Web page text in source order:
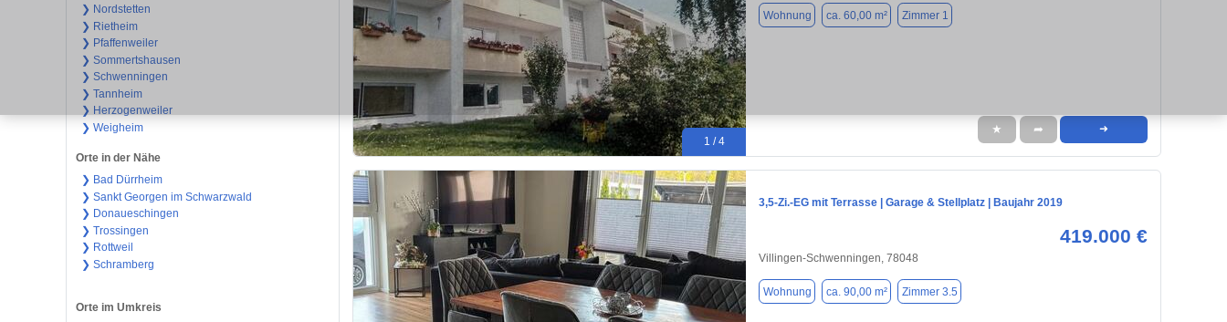
❯ Nordstetten
❯ Rietheim
❯ Pfaffenweiler
❯ Sommertshausen
❯ Schwenningen
❯ Tannheim
❯ Herzogenweiler
❯ Weigheim
Orte in der Nähe
❯ Bad Dürrheim
❯ Sankt Georgen im Schwarzwald
❯ Donaueschingen
❯ Trossingen
❯ Rottweil
❯ Schramberg
Orte im Umkreis
1 / 4
Wohnung ca. 60,00 m² Zimmer 1
★ ➦ ➜
3,5-Zi.-EG mit Terrasse | Garage & Stellplatz | Baujahr 2019
419.000 €
Villingen-Schwenningen, 78048
Wohnung ca. 90,00 m² Zimmer 3.5